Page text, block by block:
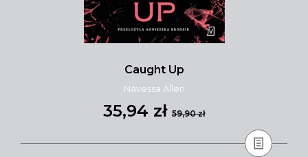
Caught Up
Navessa Allen
35,94 zł 59,90 zł